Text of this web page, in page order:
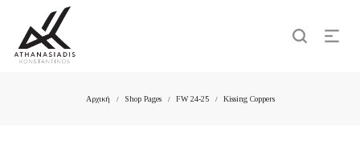
Αρχική / Shop Pages / FW 24-25 / Kissing Coppers